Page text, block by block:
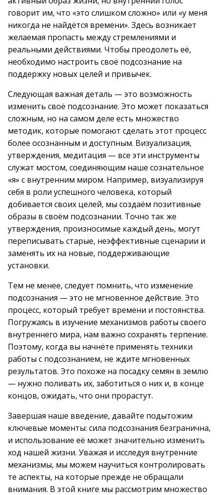
говорит им, что «это слишком сложно» или «у меня
никогда не найдётся времени». Здесь возникает
желаемая пропасть между стремлениями и
реальными действиями. Чтобы преодолеть её,
необходимо настроить своё подсознание на
поддержку новых целей и привычек.
Следующая важная деталь — это возможность
изменить своё подсознание. Это может показаться
сложным, но на самом деле есть множество
методик, которые помогают сделать этот процесс
более осознанным и доступным. Визуализация,
утверждения, медитация — все эти инструменты
служат мостом, соединяющим наше сознательное
«я» с внутренним миром. Например, визуализируя
себя в роли успешного человека, который
добивается своих целей, мы создаём позитивные
образы в своём подсознании. Точно так же
утверждения, произносимые каждый день, могут
переписывать старые, неэффективные сценарии и
заменять их на новые, поддерживающие
установки.
Тем не менее, следует помнить, что изменение
подсознания — это не мгновенное действие. Это
процесс, который требует времени и постоянства.
Погружаясь в изучение механизмов работы своего
внутреннего мира, нам важно сохранять терпение.
Поэтому, когда вы начнёте применять техники
работы с подсознанием, не ждите мгновенных
результатов. Это похоже на посадку семян в землю
— нужно поливать их, заботиться о них и, в конце
концов, ожидать, что они прорастут.
Завершая наше введение, давайте подытожим
ключевые моменты: сила подсознания безгранична,
и использование её может значительно изменить
ход нашей жизни. Уважая и исследуя внутренние
механизмы, мы можем научиться контролировать
те аспекты, на которые прежде не обращали
внимания. В этой книге мы рассмотрим множество